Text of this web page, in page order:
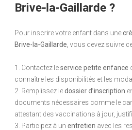
Brive-la-Gaillarde ?
Pour inscrire votre enfant dans une
Brive-la-Gaillarde , vous devez suivre
1. Contactez leservice petite enfance
connaître les disponibilités et les
2. Remplissez ledossier d’inscription
documents nécessaires comme le
attestant des vaccinations à jour,
3. Participez à un entretien avec les